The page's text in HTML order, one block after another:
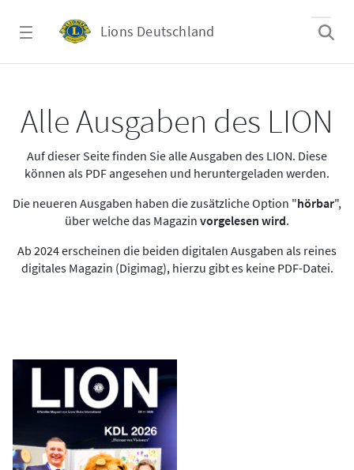
Lions Deutschland
Alle Ausgaben des LION
Auf dieser Seite finden Sie alle Ausgaben des LION. Diese
können als PDF angesehen und heruntergeladen werden.
Die neueren Ausgaben haben die zusätzliche Option "hörbar",
über welche das Magazin vorgelesen wird.
Ab 2024 erscheinen die beiden digitalen Ausgaben als reines
digitales Magazin (Digimag), hierzu gibt es keine PDF-Datei.